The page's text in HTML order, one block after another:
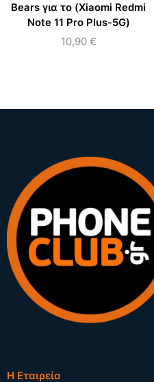
Bears για το (Xiaomi Redmi
Note 11 Pro Plus-5G)
10,90 €
Η Εταιρεία